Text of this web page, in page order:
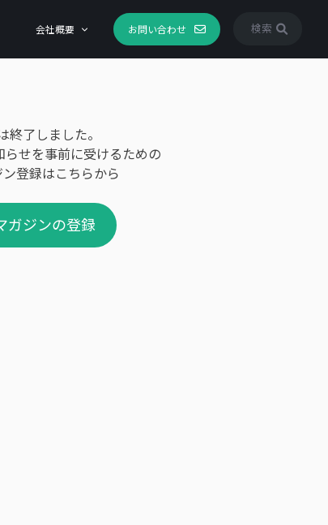
会社概要 お問い合わせ 検索
終了しました。
せを事前に受けるための
登録はこちらから
ガジンの登録